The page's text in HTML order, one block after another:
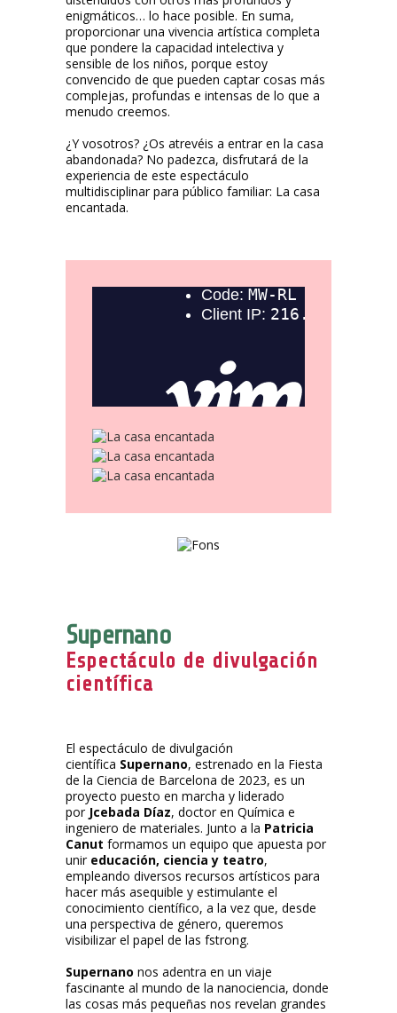
enigmáticos… lo hace posible. En suma,
proporcionar una vivencia artística completa
que pondere la capacidad intelectiva y
sensible de los niños, porque estoy
convencido de que pueden captar cosas más
complejas, profundas e intensas de lo que a
menudo creemos.
¿Y vosotros? ¿Os atrevéis a entrar en la casa
abandonada? No padezca, disfrutará de la
experiencia de este espectáculo
multidisciplinar para público familiar: La casa
encantada.
Supernano
Espectáculo de divulgación
científica
El espectáculo de divulgación
científica Supernano, estrenado en la Fiesta
de la Ciencia de Barcelona de 2023, es un
proyecto puesto en marcha y liderado
por Jcebada Díaz, doctor en Química e
ingeniero de materiales. Junto a la Patricia
Canut formamos un equipo que apuesta por
unir educación, ciencia y teatro,
empleando diversos recursos artísticos para
hacer más asequible y estimulante el
conocimiento científico, a la vez que, desde
una perspectiva de género, queremos
visibilizar el papel de las fstrong.
Supernano nos adentra en un viaje
fascinante al mundo de la nanociencia, donde
las cosas más pequeñas nos revelan grandes